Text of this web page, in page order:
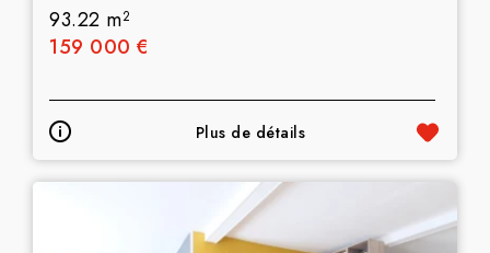
93.22 m2
159 000 €
Plus de détails